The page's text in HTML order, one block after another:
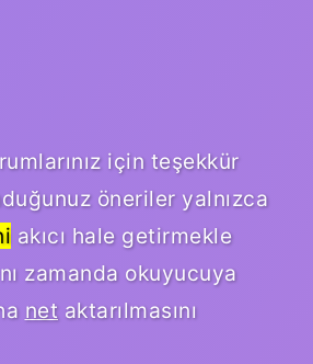
için teşekkür
öneriler yalnızca
akıcı hale getirmekle
zamanda okuyucuya
net aktarılmasını